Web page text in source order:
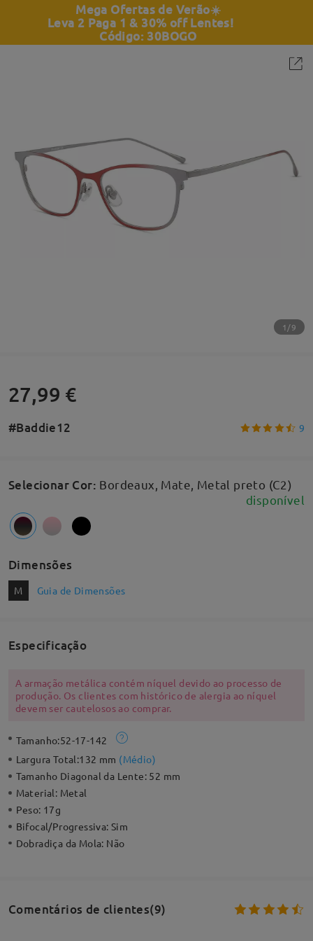
Mega Ofertas de Verão☀️
Leva 2 Paga 1 & 30% off Lentes!
Código: 30BOGO
1/9
27,99 €
#Baddie12 9
Selecionar Cor: Bordeaux, Mate, Metal preto (C2)
disponível
Dimensões
M Guia de Dimensões
Especificação
A armação metálica contém níquel devido ao processo de
produção. Os clientes com histórico de alergia ao níquel
devem ser cautelosos ao comprar.
Tamanho:52-17-142
Largura Total:132 mm (Médio)
Tamanho Diagonal da Lente: 52 mm
Material: Metal
Peso: 17g
Bifocal/Progressiva:Sim
Dobradiça da Mola: Não
Comentários de clientes(9)